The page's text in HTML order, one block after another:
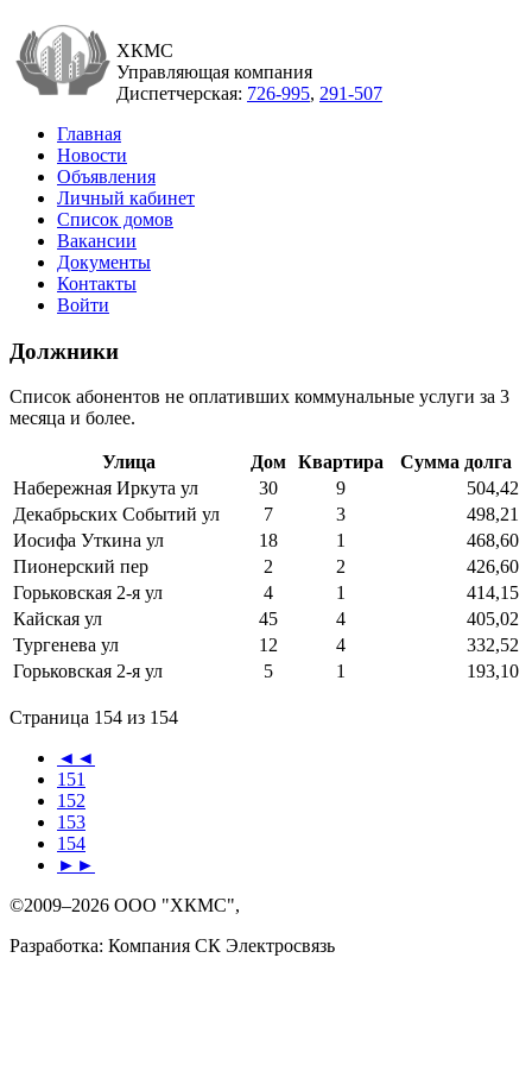
ХКМС
Управляющая компания
Диспетчерская: 726-995, 291-507
Главная
Новости
Объявления
Личный кабинет
Список домов
Вакансии
Документы
Контакты
Войти
Должники
Список абонентов не оплативших коммунальные услуги за 3
месяца и более.
Улица Дом Квартира
Сумма долга
Набережная Иркута ул
30 9
504,42
Декабрьских Событий ул
7 3
498,21
Иосифа Уткина ул
18 1
468,60
Пионерский пер
2 2
426,60
Горьковская 2-я ул
4 1
414,15
Кайская ул
45 4
405,02
Тургенева ул
12 4
332,52
Горьковская 2-я ул
5 1 193,10
Страница 154 из 154
◄◄
151
152
153
154
►►
©2009–2026 ООО "ХКМС",
Разработка: Компания СК Электросвязь